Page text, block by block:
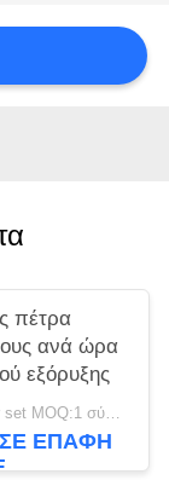
πέτρα
ανά ώρα
εξόρυξης
ΕΠΑΦΉ